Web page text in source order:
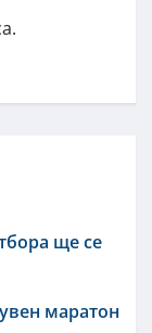
ще се
маратон